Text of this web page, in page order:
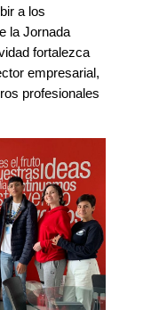
a los
la Jornada
fortalezca
empresarial,
profesionales